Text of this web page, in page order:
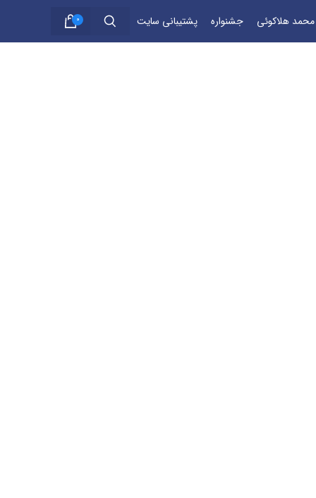
محمد هلاکوئی جشنواره پشتیبانی سایت 0